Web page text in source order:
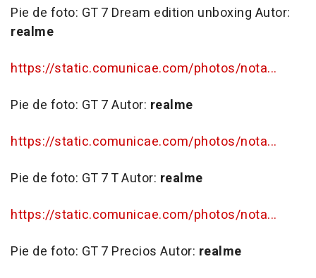
Pie de foto: GT 7 Dream edition unboxing Autor:
realme
https://static.comunicae.com/photos/nota...
Pie de foto: GT 7Autor: realme
https://static.comunicae.com/photos/nota...
Pie de foto: GT 7 TAutor: realme
https://static.comunicae.com/photos/nota...
Pie de foto: GT 7 Precios Autor: realme